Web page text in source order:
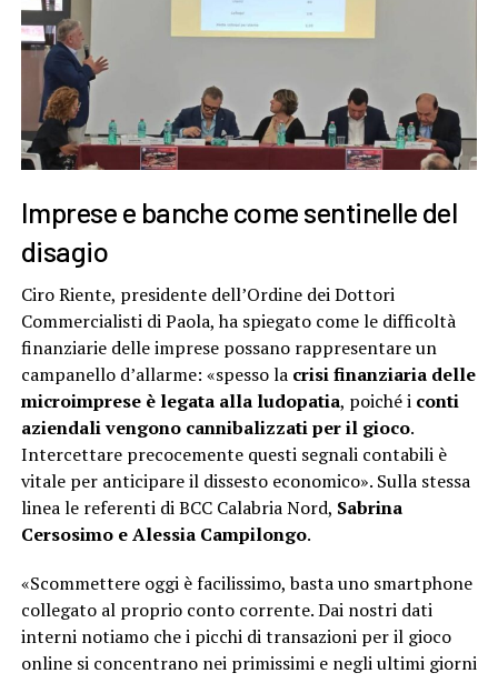
Imprese e banche come sentinelle del
disagio
Ciro Riente, presidente dell’Ordine dei Dottori
Commercialisti di Paola, ha spiegato come le difficoltà
finanziarie delle imprese possano rappresentare un
campanello d’allarme: «spesso lacrisi finanziaria delle
microimprese è legata alla ludopatia, poiché i conti
aziendali vengono cannibalizzati per il gioco.
Intercettare precocemente questi segnali contabili è
vitale per anticipare il dissesto economico». Sulla stessa
linea le referenti di BCC Calabria Nord, Sabrina
Cersosimo e Alessia Campilongo.
«Scommettere oggi è facilissimo, basta uno smartphone
collegato al proprio conto corrente. Dai nostri dati
interni notiamo che i picchi di transazioni per il gioco
online si concentrano nei primissimi e negli ultimi giorni